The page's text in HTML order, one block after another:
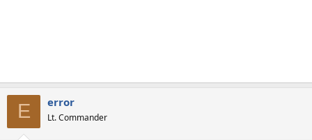
E error
Lt. Commander